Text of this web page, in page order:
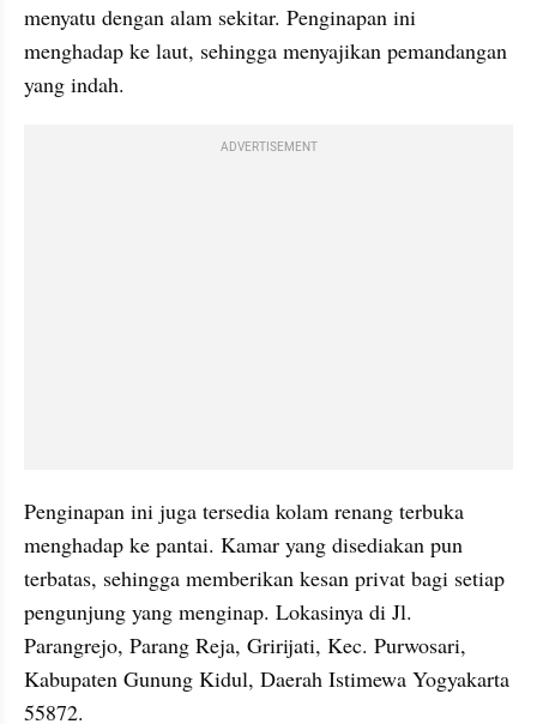
menyatu dengan alam sekitar. Penginapan ini
menghadap ke laut, sehingga menyajikan pemandangan
yang indah.
ADVERTISEMENT
Penginapan ini juga tersedia kolam renang terbuka
menghadap ke pantai. Kamar yang disediakan pun
terbatas, sehingga memberikan kesan privat bagi setiap
pengunjung yang menginap. Lokasinya di Jl.
Parangrejo, Parang Reja, Gririjati, Kec. Purwosari,
Kabupaten Gunung Kidul, Daerah Istimewa Yogyakarta
55872.